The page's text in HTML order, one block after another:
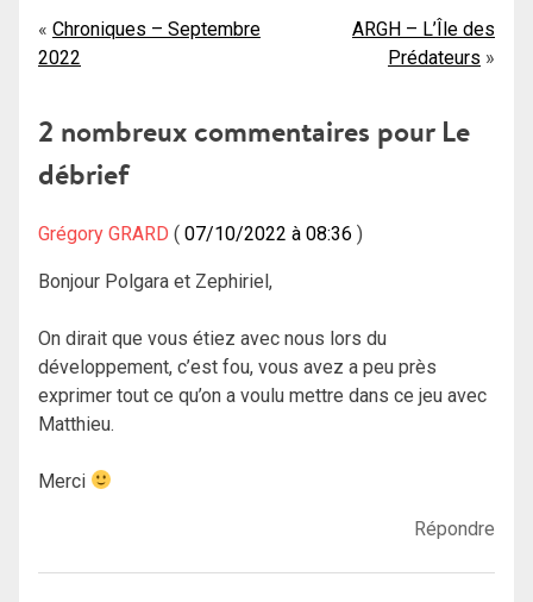
Navigation
de
l’article
Chroniques – Septembre
2022
ARGH – L’Île des
Prédateurs
2 nombreux commentaires pour Le
débrief
Grégory GRARD 07/10/2022 à 08:36
Bonjour Polgara et Zephiriel,
On dirait que vous étiez avec nous lors du
développement, c’est fou, vous avez a peu près
exprimer tout ce qu’on a voulu mettre dans ce jeu avec
Matthieu.
Merci
Répondre